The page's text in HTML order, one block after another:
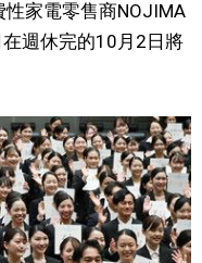
家電零售商NOJIMA
週休完的10月2日將